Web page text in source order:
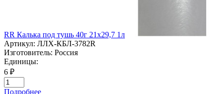
RR Калька под тушь 40г 21х29,7 1л
Артикул: ЛЛХ-КБЛ-3782R
Изготовитель: Россия
Единицы:
6 ₽
Подробнее